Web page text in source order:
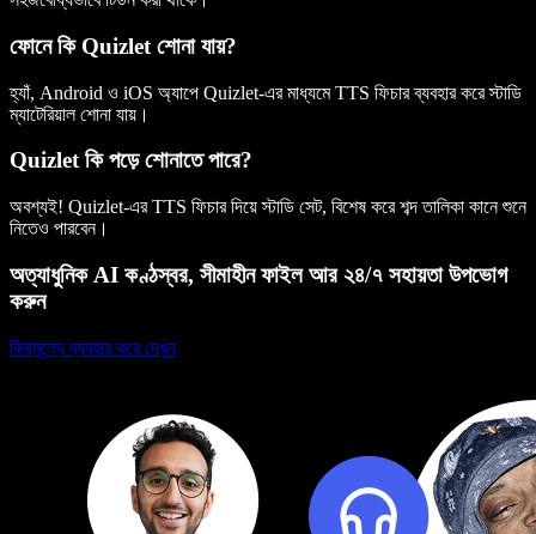
ফোনে কি Quizlet শোনা যায়?
হ্যাঁ, Android ও iOS অ্যাপে Quizlet-এর মাধ্যমে TTS ফিচার ব্যবহার করে স্টাডি
ম্যাটেরিয়াল শোনা যায়।
Quizlet কি পড়ে শোনাতে পারে?
অবশ্যই! Quizlet-এর TTS ফিচার দিয়ে স্টাডি সেট, বিশেষ করে শব্দ তালিকা কানে শুনে
নিতেও পারবেন।
অত্যাধুনিক AI কণ্ঠস্বর, সীমাহীন ফাইল আর ২৪/৭ সহায়তা উপভোগ
করুন
বিনামূল্যে ব্যবহার করে দেখুন